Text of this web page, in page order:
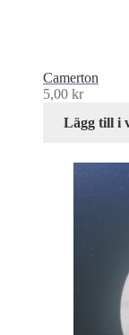
Camerton
5,00 kr
Lägg till i